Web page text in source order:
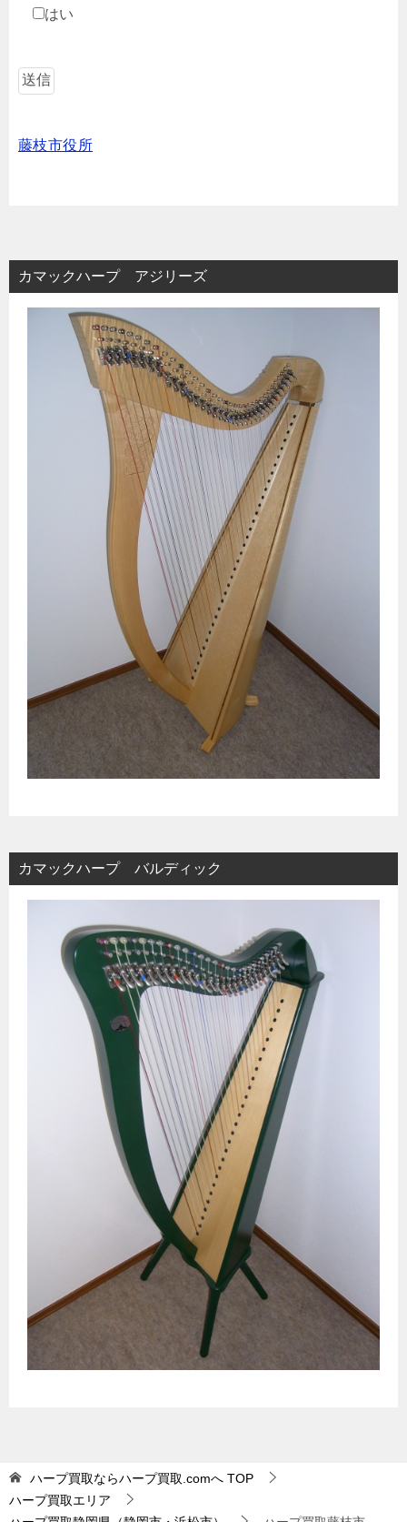
はい
藤枝市役所
カマックハープ アジリーズ
カマックハープ バルディック
ハープ買取ならハープ買取.comへ TOP
ハープ買取エリア